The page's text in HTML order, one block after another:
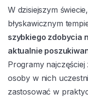
W dzisiejszym
błyskawicznym
szybkiego zdobycia
aktualnie
Programy
osoby w nich
zastosować w